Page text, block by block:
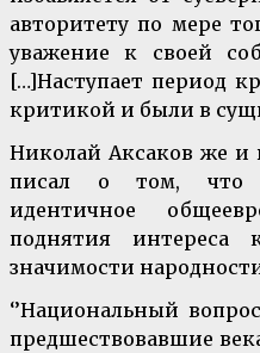
авторитету по мере
уважение к своей
[…]Наступает период
критикой и были в
Николай Аксаков же и
писал о том, что
идентичное
поднятия интереса
значимости
‘’Национальный
предшествовавшие